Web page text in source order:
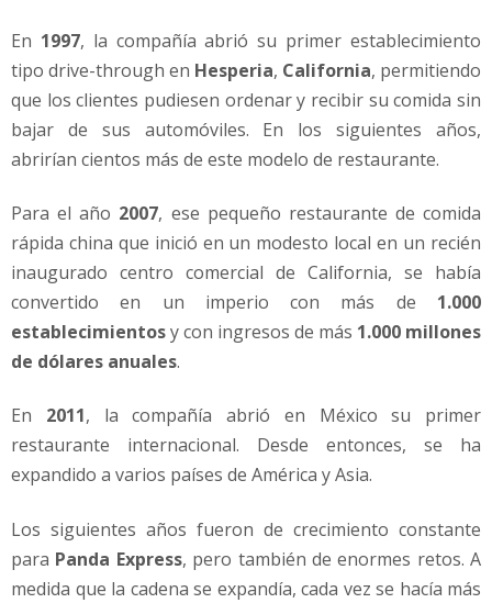
En 1997, la compañía abrió su primer establecimiento
tipo drive-through en Hesperia, California, permitiendo
que los clientes pudiesen ordenar y recibir su comida sin
bajar de sus automóviles. En los siguientes años,
abrirían cientos más de este modelo de restaurante.
Para el año 2007, ese pequeño restaurante de comida
rápida china que inició en un modesto local en un recién
inaugurado centro comercial de California, se había
convertido en un imperio con más de 1.000
establecimientosy con ingresos de más 1.000 millones
de dólares anuales.
En 2011, la compañía abrió en México su primer
restaurante internacional. Desde entonces, se ha
expandido a varios países de América y Asia.
Los siguientes años fueron de crecimiento constante
para Panda Express, pero también de enormes retos. A
medida que la cadena se expandía, cada vez se hacía más